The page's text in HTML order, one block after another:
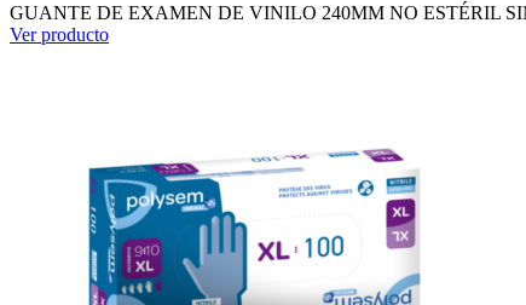
GUANTE DE EXAMEN DE VINILO 240MM NO ESTÉRIL
Ver producto